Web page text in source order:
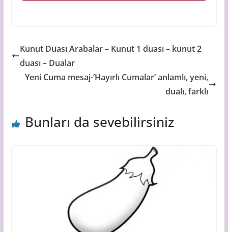
Kunut Duası Arabalar – Kunut 1 duası – kunut 2
duası – Dualar
Yeni Cuma mesaj-‘Hayırlı Cumalar’ anlamlı, yeni,
dualı, farklı
Bunları da sevebilirsiniz